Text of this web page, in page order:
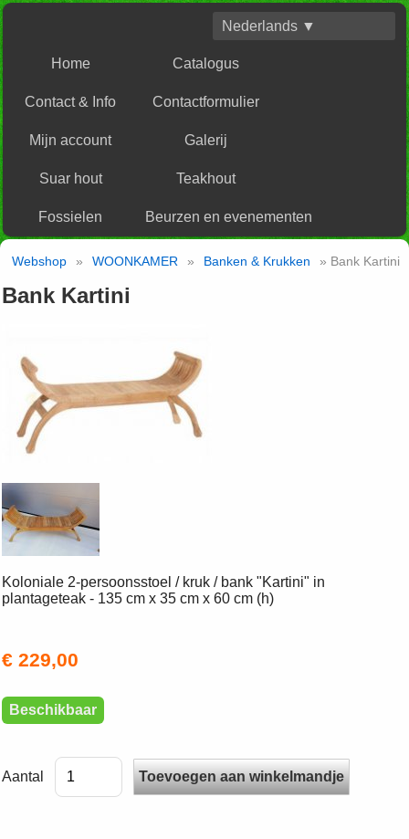
Nederlands ▼
Home Catalogus
Contact & Info Contactformulier
Mijn account Galerij
Suar hout Teakhout
Fossielen Beurzen en evenementen
Webshop » WOONKAMER » Banken & Krukken » Bank Kartini
Bank Kartini
Koloniale 2-persoonsstoel / kruk / bank "Kartini" in
plantageteak - 135 cm x 35 cm x 60 cm (h)
€ 229,00
Beschikbaar
Aantal